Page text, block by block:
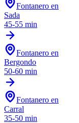
Fontanero en
Sada
45-55 min
Fontanero en
Bergondo
50-60 min
Fontanero en
Carral
35-50 min